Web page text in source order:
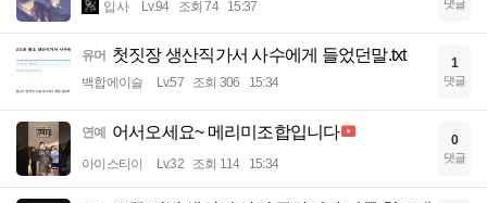
입사 Lv.94 조회 74 15:37 댓글
유머 첫짓장 생산직가서 사수에게 들었던말.txt
백합에이슬 Lv.57 조회 306 15:34
1
댓글
연예 어서오세요~ 메리미조합입니다
아이스티이 Lv.32 조회 114 15:34
0
댓글